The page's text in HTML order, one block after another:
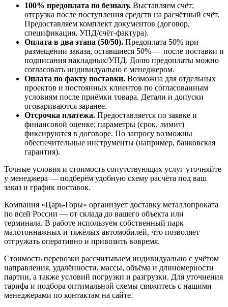
100% предоплата по безналу. Выставляем счёт;
отгрузка после поступления средств на расчётный счёт.
Предоставляем комплект документов (договор,
спецификация, УПД/счёт-фактура).
Оплата в два этапа (50/50). Предоплата 50% при
размещении заказа, оставшиеся 50% — после поставки и
подписания накладных/УПД. Долю предоплаты можно
согласовать индивидуально с менеджером.
Оплата по факту поставки. Возможна для отдельных
проектов и постоянных клиентов по согласованным
условиям после приёмки товара. Детали и допуски
оговариваются заранее.
Отсрочка платежа. Предоставляется по заявке и
финансовой оценке; параметры (срок, лимит)
фиксируются в договоре. По запросу возможны
обеспечительные инструменты (например, банковская
гарантия).
Точные условия и стоимость сопутствующих услуг уточняйте
у менеджера — подберём удобную схему расчёта под ваш
заказ и график поставок.
Компания «Царь-Горы» организует доставку металлопроката
по всей России — от склада до вашего объекта или
терминала. В работе используем собственный парк
малотоннажных и тяжёлых автомобилей, что позволяет
отгружать оперативно и привозить вовремя.
Стоимость перевозки рассчитываем индивидуально с учётом
направления, удалённости, массы, объёма и длиномерности
партии, а также условий погрузки и разгрузки. Для уточнения
тарифа и подбора оптимальной схемы свяжитесь с нашими
менеджерами по контактам на сайте.